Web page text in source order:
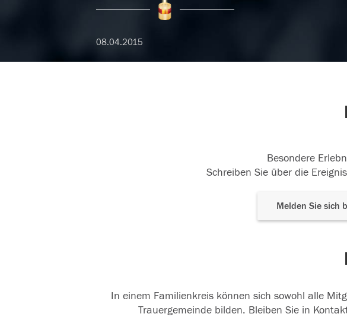
08.04.2015
Besondere
Schreiben Sie über die
Melden Sie sich
In einem Familienkreis können sich sowohl alle
Trauergemeinde bilden. Bleiben Sie in